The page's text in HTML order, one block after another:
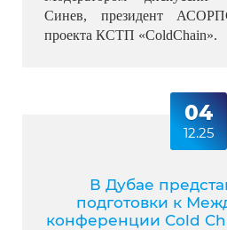
Синев, президент
проекта КСТП «ColdChain».
04
12.25
В Дубае
подготовки к
конференции Cold